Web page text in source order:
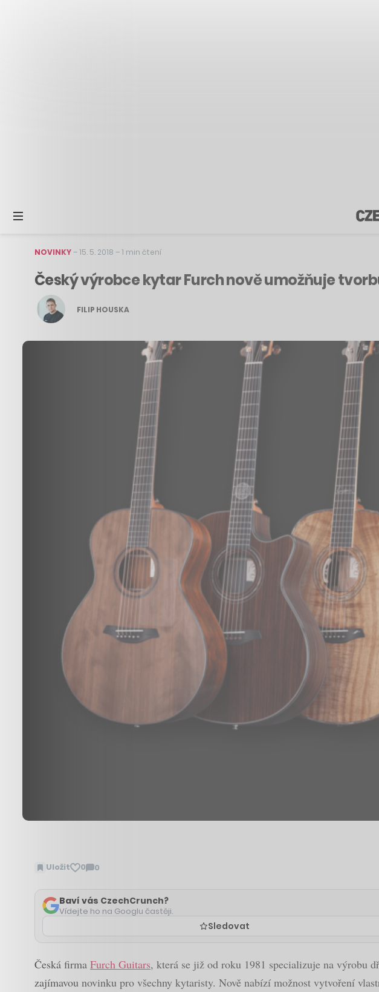
NOVINKY–15. 5. 2018 –1 min čtení
Český výrobce kytar Furch nově umožňuje
FILIP HOUSKA
Uložit 0 0
Zobrazit
Baví vás CzechCrunch?
Vídejte ho na Googlu častěji.
Sledovat
Česká firma Furch Guitars, která se již od roku 1981 specializuje na výrobu
zajímavou novinku pro všechny kytaristy. Nově nabízí možnost vytvoření